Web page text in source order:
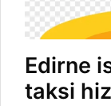
Edirne
taksi